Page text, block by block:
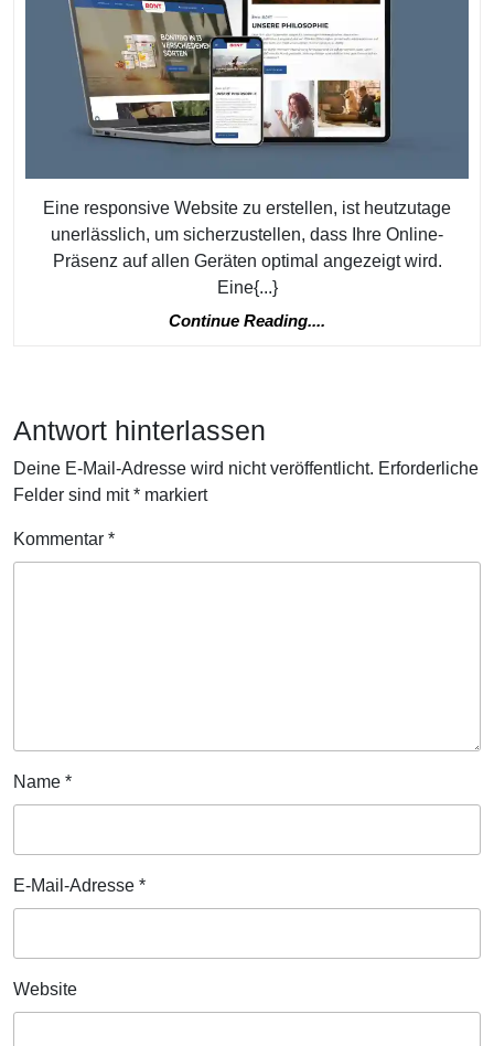
für
Eine responsive Website zu erstellen, ist heutzutage
unerlässlich, um sicherzustellen, dass Ihre Online-
Präsenz auf allen Geräten optimal angezeigt wird.
Eine{...}
Continue Reading....
Antwort hinterlassen
Deine E-Mail-Adresse wird nicht veröffentlicht. Erforderliche
Felder sind mit* markiert
Kommentar *
Name *
E-Mail-Adresse *
Website